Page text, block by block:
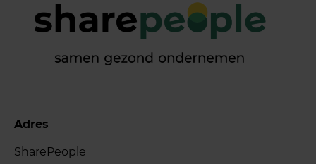
Adres
SharePeople